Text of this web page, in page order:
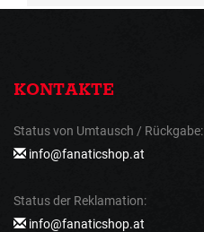
KONTAKTE
Status von Umtausch / Rückgabe:
info@fanaticshop.at
Status der Reklamation:
info@fanaticshop.at